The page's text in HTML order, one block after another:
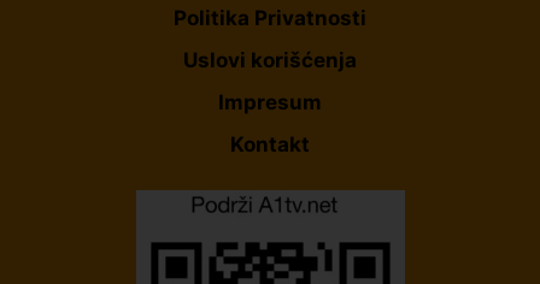
Politika Privatnosti
Uslovi korišćenja
Impresum
Kontakt